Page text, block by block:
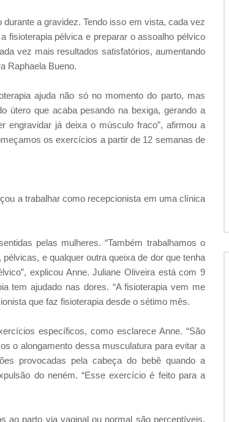
a gravidez. Tendo isso em vista, cada vez
fisioterapia pélvica e preparar o assoalho pélvico
vez mais resultados satisfatórios, aumentando
Raphaela Bueno.
ajuda não só no momento do parto, mas
útero que acaba pesando na bexiga, gerando a
engravidar já deixa o músculo fraco”, afirmou a
os exercícios a partir de 12 semanas de
a trabalhar como recepcionista em uma clínica
pelas mulheres. “Também trabalhamos o
e qualquer outra queixa de dor que tenha
explicou Anne. Juliane Oliveira está com 9
tem ajudado nas dores. “A fisioterapia vem me
que faz fisioterapia desde o sétimo mês.
específicos, como esclarece Anne. “São
o alongamento dessa musculatura para evitar a
provocadas pela cabeça do bebê quando a
do neném. “Esse exercício é feito para a
ao parto via vaginal ou normal são perceptíveis.